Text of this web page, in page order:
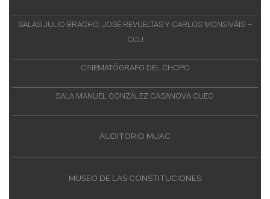
SALAS JULIO BRACHO, JOSÉ REVUELTAS Y CARLOS MONSIVÁIS –
CCU
CINEMATÓGRAFO DEL CHOPO
SALA MANUEL GONZÁLEZ CASANOVA CUEC
AUDITORIO MUAC
MUSEO DE LAS CONSTITUCIONES